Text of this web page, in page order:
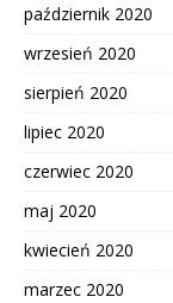
październik 2020
wrzesień 2020
sierpień 2020
lipiec 2020
czerwiec 2020
maj 2020
kwiecień 2020
marzec 2020